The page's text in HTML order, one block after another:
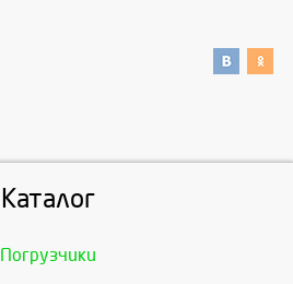
Каталог
Погрузчики